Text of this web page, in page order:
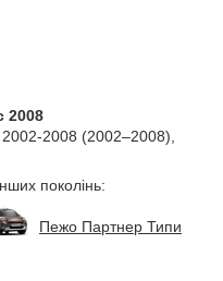
2008
2008 (2002–2008),
поколінь:
Пежо Партнер Типи